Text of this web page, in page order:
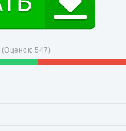
(Оценок:547)